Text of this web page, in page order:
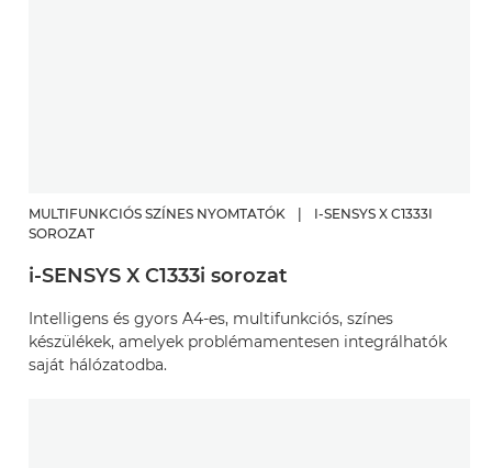
MULTIFUNKCIÓS SZÍNES NYOMTATÓK
I-SENSYS X C1333I
SOROZAT
i-SENSYS X C1333i sorozat
Intelligens és gyors A4-es, multifunkciós, színes
készülékek, amelyek problémamentesen integrálhatók
saját hálózatodba.